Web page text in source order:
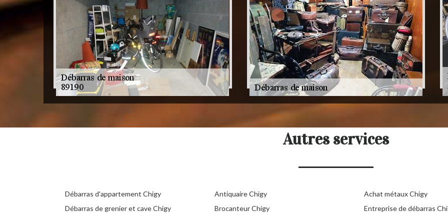
Autres services
Débarras d'appartement Chigy
Débarras de grenier et cave Chigy
Antiquaire Chigy
Brocanteur Chigy
Achat métaux Chigy
Entreprise de débarras